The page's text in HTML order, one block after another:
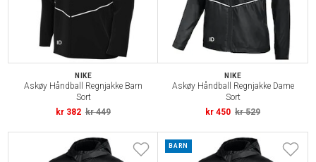
NIKE
Askøy Håndball Regnjakke Barn
Sort
kr 382 kr 449
NIKE
Askøy Håndball Regnjakke Dame
Sort
kr 450 kr 529
BARN